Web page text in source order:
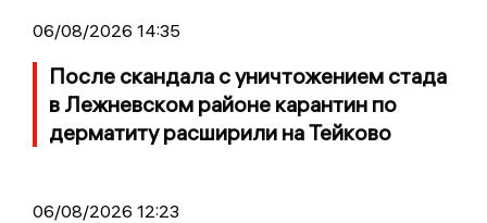
06/08/2026 14:35
После скандала с уничтожением стада
в Лежневском районе карантин по
дерматиту расширили на Тейково
06/08/2026 12:23